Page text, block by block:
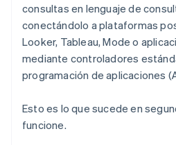
consultas en lenguaje de
conectándolo a plataformas
Looker, Tableau, Mode o
mediante controladores
programación de aplicaciones
Esto es lo que sucede en
funcione.